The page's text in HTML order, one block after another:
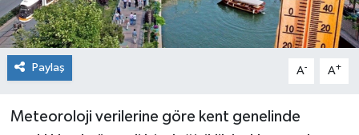
Paylaş A- A+
Meteoroloji verilerine göre kent genelinde